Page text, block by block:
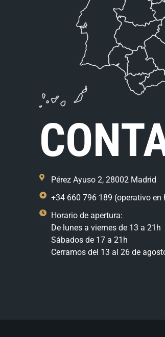
Pérez Ayuso 2, 28002 Madrid
+34 660 796 189 (operativo en
Horario de apertura:
De lunes a viernes de 13 a 21h
Sábados de 17 a 21h
Cerramos del 13 al 26 de